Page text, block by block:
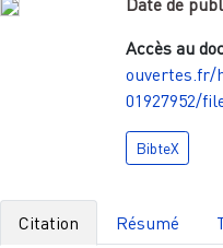
Date de
Accès au
ouvertes.fr/
01927952/
BibteX
Citation Résumé